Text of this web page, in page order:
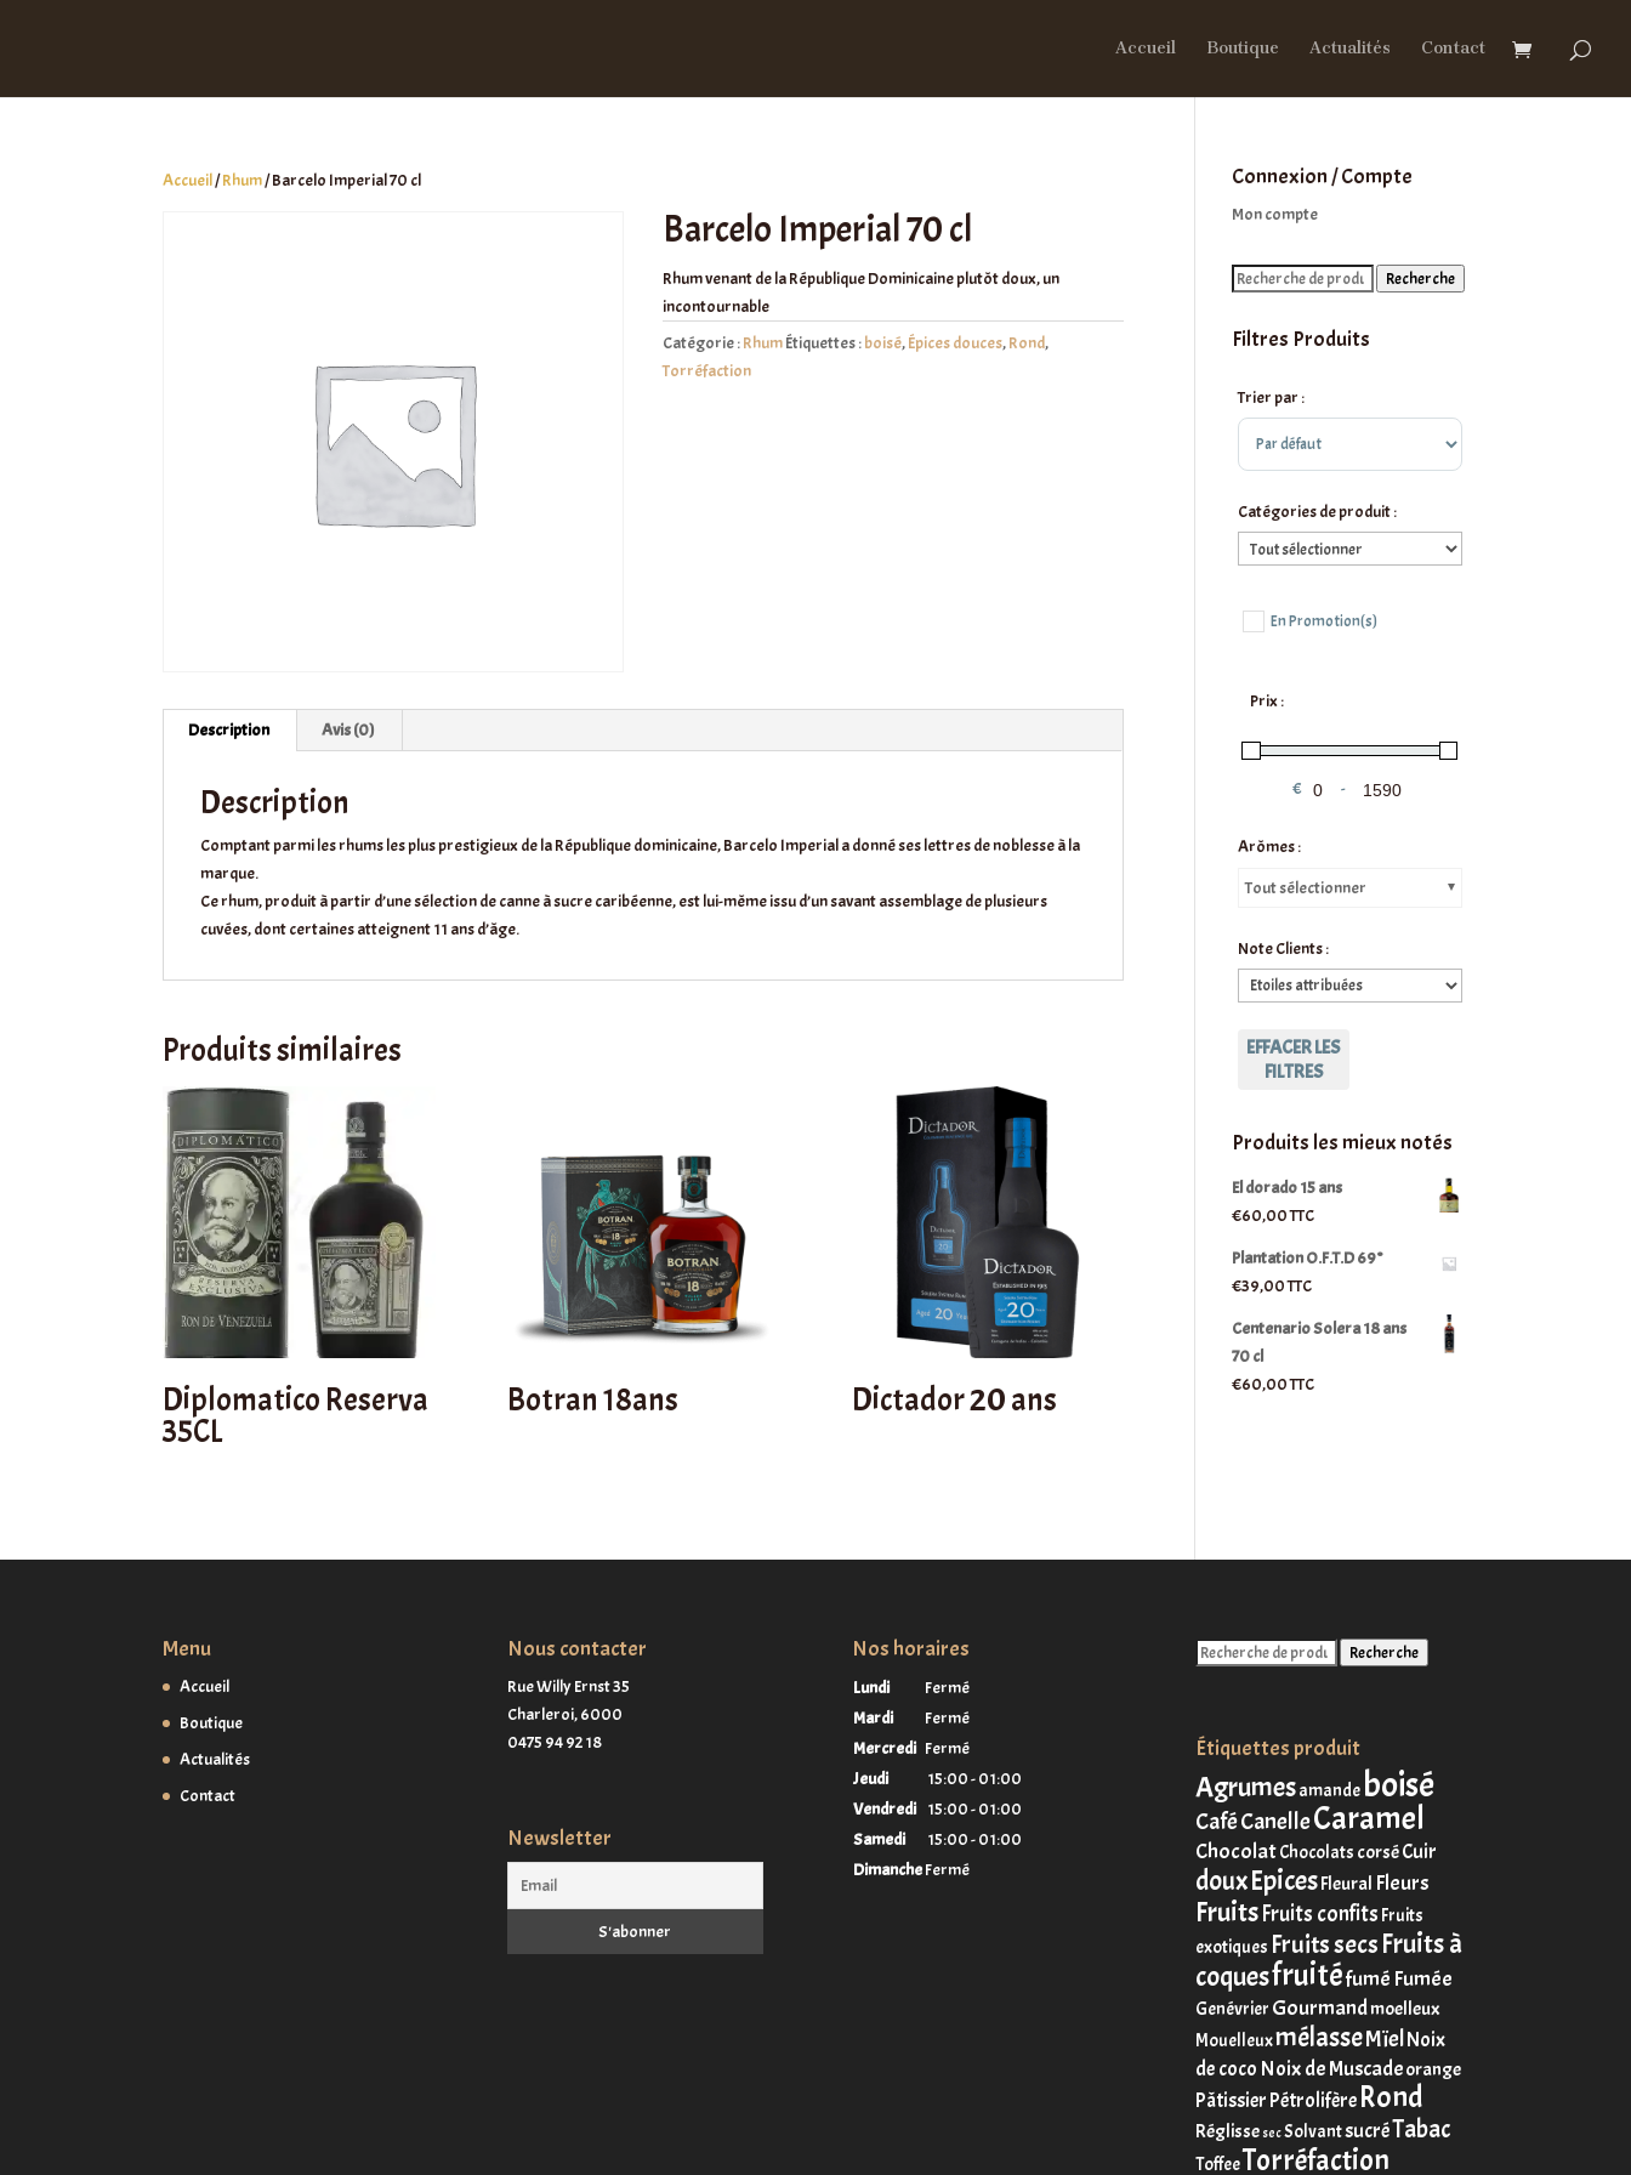
Accueil Boutique Actualités Contact
Accueil/Rhum/ Barcelo Imperial 70 cl
Barcelo Imperial 70 cl
Rhum venant de la République Dominicaine plutôt doux, un
incontournable
Catégorie :RhumÉtiquettes :boisé,Épices douces,Rond,
Torréfaction
Description Avis (0)
Description
Comptant parmi les rhums les plus prestigieux de la République dominicaine, Barcelo Imperial a donné ses lettres de noblesse à la
marque.
Ce rhum, produit à partir d’une sélection de canne à sucre caribéenne, est lui-même issu d’un savant assemblage de plusieurs
cuvées, dont certaines atteignent 11 ans d’âge.
Produits similaires
Diplomatico Reserva
35CL
Botran 18ans Dictador 20 ans
Connexion / Compte
Mon compte
Recherche
Recherche
Filtres Produits
Trier par :
Sort Products
Catégories de produit :
En Promotion(s)
Prix :
€
Minimum Price
-
Maximum Price
Arômes :
Tout sélectionner
Note Clients :
EFFACER LES
FILTRES
Produits les mieux notés
El dorado 15 ans
€60,00TTC
Plantation O.F.T.D 69°
€39,00TTC
Centenario Solera 18 ans
70 cl
€60,00TTC
Menu
Accueil
Boutique
Actualités
Contact
Nous contacter
Rue Willy Ernst 35
Charleroi,6000
0475 94 92 18
Newsletter
Nos horaires
Lundi
Fermé
Mardi
Fermé
Mercredi Fermé
Jeudi
15:00 - 01:00
Vendredi
15:00 - 01:00
Samedi
15:00 - 01:00
Dimanche Fermé
Recherche
Recherche
Étiquettes produit
Agrumesamande boisé
CaféCanelleCaramel
ChocolatChocolats corséCuir
douxEpicesFleural Fleurs
FruitsFruits confits Fruits
exotiques Fruits secsFruits à
coquesfruitéfumé Fumée
Genévrier Gourmandmoelleux
MouelleuxmélasseMïelNoix
de coco Noix de Muscadeorange
PâtissierPétrolifèreRond
Réglisse secSolvantsucréTabac
ToffeeTorréfaction